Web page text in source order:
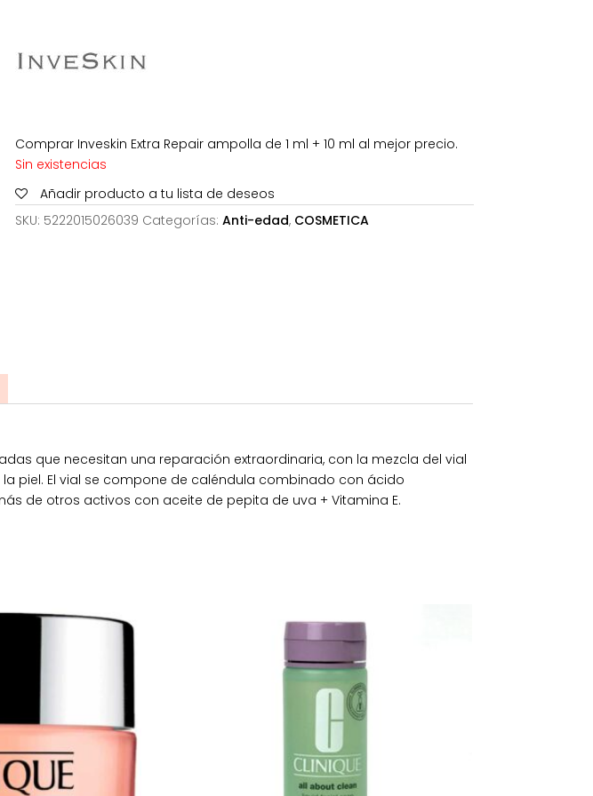
Comprar Inveskin Extra Repair ampolla de 1 ml + 10 ml al mejor precio.
Sin existencias
Añadir producto a tu lista de deseos
SKU: 5222015026039 Categorías: Anti-edad, COSMETICA
que necesitan una reparación extraordinaria, con la mezcla del vial
piel. El vial se compone de caléndula combinado con ácido
de otros activos con aceite de pepita de uva + Vitamina E.